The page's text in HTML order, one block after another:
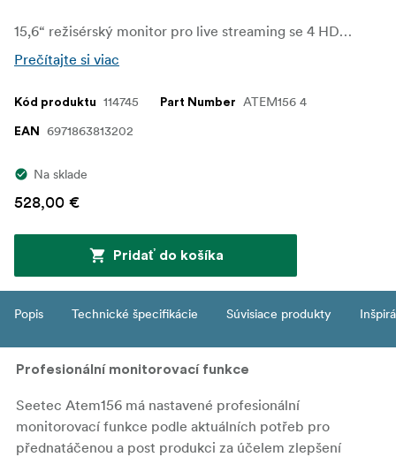
15,6“ režisérský monitor pro live streaming se 4 HDMI vstupy
Prečítajte si viac
Kód produktu 114745 Part Number ATEM156 4
EAN 6971863813202
Na sklade
528,00 €
Pridať do košíka
Popis Technické špecifikácie Súvisiace produkty
Profesionální monitorovací funkce
Seetec Atem156 má nastavené profesionální
monitorovací funkce podle aktuálních potřeb pro
přednatáčenou a post produkci za účelem zlepšení